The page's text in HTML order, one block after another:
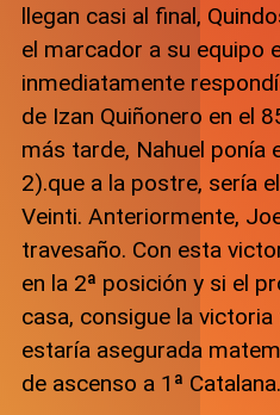
llegan casi al final,
el marcador a su equipo
inmediatamente
de Izan Quiñonero en el
más tarde, Nahuel ponía
2).que a la postre, sería
Veinti. Anteriormente,
travesaño. Con esta
en la 2ª posición y si el
casa, consigue la
estaría asegurada
de ascenso a 1ª Catalana.